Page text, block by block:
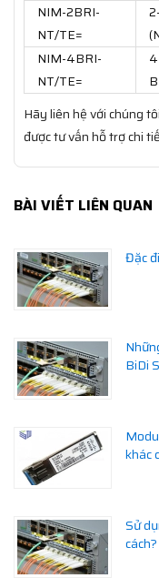
NIM-2BRI-
NT/TE=
NIM-4BRI-
NT/TE=
Hãy liên hệ với chúng
được tư vấn hỗ trợ chi
BÀI VIẾT LIÊN QUAN
Đặc
BiDi
khác
Sử
cách?